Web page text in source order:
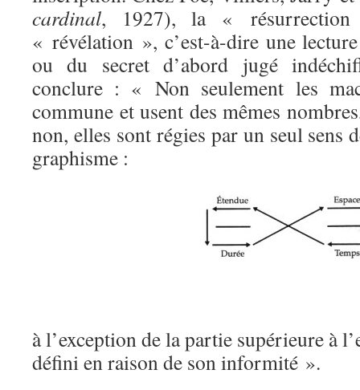
cardinal, 1927), la «
« révélation », c’est-à-dire une
ou du secret d’abord jugé
conclure : « Non seulement les
commune et usent des mêmes
non, elles sont régies par un seul sens
graphisme :
à l’exception de la partie supérieure à
défini en raison de son informité ».